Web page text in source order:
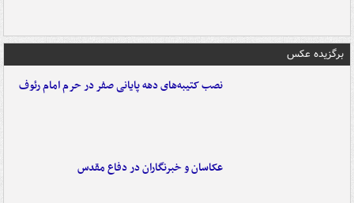
برگزیده عکس
نصب کتیبه‌های دهه پایانی صفر در حرم امام رئوف
عکاسان و خبرنگاران در دفاع مقدس